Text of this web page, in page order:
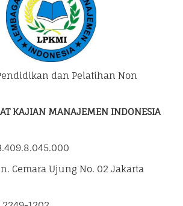
dan Pelatihan Non
KAJIAN MANAJEMEN INDONESIA
Cemara Ujung No. 02 Jakarta